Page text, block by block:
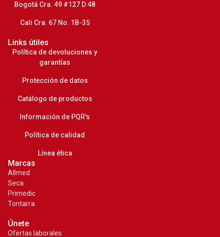
Bogotá Cra. 49 #127 D 48
Cali Cra. 67 No. 1B-35
Links útiles
Política de devoluciones y
garantías
Protección de datos
Catálogo de productos
Información de PQR's
Política de calidad
Línea ética
Marcas
Allmed
Seca
Primedic
Tontarra
Únete
Ofertas laborales